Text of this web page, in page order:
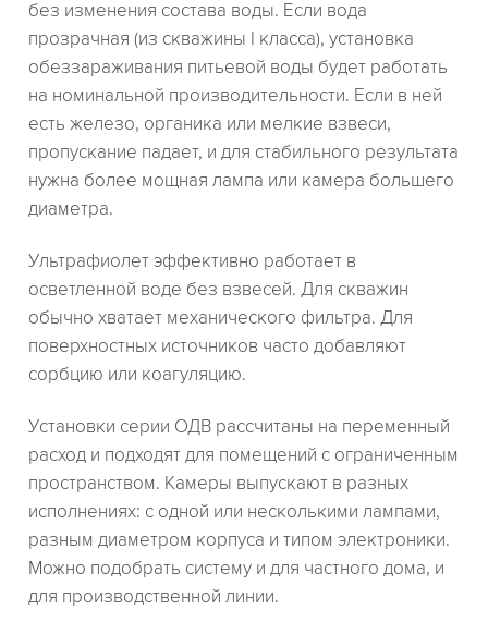
без изменения состава воды. Если вода
прозрачная (из скважины I класса), установка
обеззараживания питьевой воды будет работать
на номинальной производительности. Если в ней
есть железо, органика или мелкие взвеси,
пропускание падает, и для стабильного результата
нужна более мощная лампа или камера большего
диаметра.
Ультрафиолет эффективно работает в
осветленной воде без взвесей. Для скважин
обычно хватает механического фильтра. Для
поверхностных источников часто добавляют
сорбцию или коагуляцию.
Установки серии ОДВ рассчитаны на переменный
расход и подходят для помещений с ограниченным
пространством. Камеры выпускают в разных
исполнениях: с одной или несколькими лампами,
разным диаметром корпуса и типом электроники.
Можно подобрать систему и для частного дома, и
для производственной линии.